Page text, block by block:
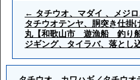
← タチウオ、マダイ 、メジ
タチウオテンヤ、胴突き仕
丸【和歌山市 遊漁船 釣り船
ジギング、タイラバ、落とし